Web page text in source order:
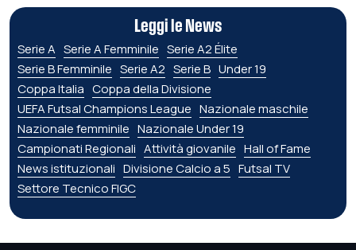
Leggi le News
Serie A Serie A Femminile Serie A2 Élite
Serie B Femminile Serie A2 Serie B Under 19
Coppa Italia Coppa della Divisione
UEFA Futsal Champions League Nazionale maschile
Nazionale femminile Nazionale Under 19
Campionati Regionali Attività giovanile Hall of Fame
News istituzionali Divisione Calcio a 5 Futsal TV
Settore Tecnico FIGC